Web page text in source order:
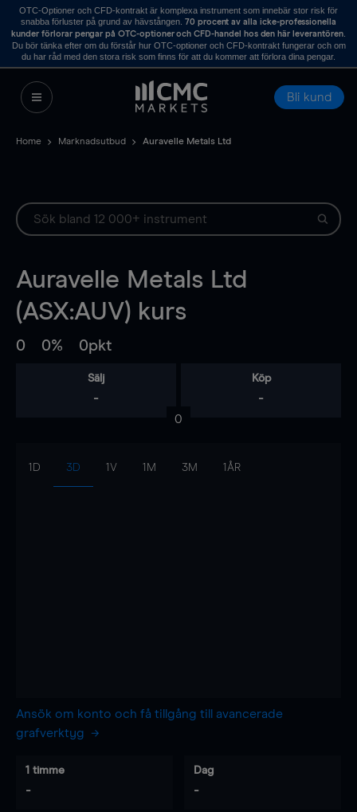
OTC-Optioner och CFD-kontrakt är komplexa instrument som innebär stor risk för
snabba förluster på grund av hävstången. 70 procent av alla icke-professionella
kunder förlorar pengar på OTC-optioner och CFD-handel hos den här leverantören.
Du bör tänka efter om du förstår hur OTC-optioner och CFD-kontrakt fungerar och om
du har råd med den stora risk som finns för att du kommer att förlora dina pengar.
Bli kund
Home Marknadsutbud Auravelle Metals Ltd
Auravelle Metals Ltd
(ASX:AUV) kurs
0 0% 0pkt
Sälj
-
Köp
-
0
1D 3D 1V 1M 3M 1ÅR
Ansök om konto och få tillgång till avancerade
grafverktyg
1 timme
-
Dag
-